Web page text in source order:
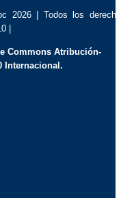
2026 | Todos los
|
Commons Atribución-
Internacional.